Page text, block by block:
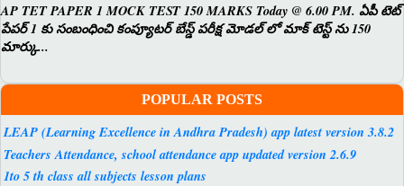
AP TET PAPER 1 MOCK TEST 150 MARKS Today @ 6.00 PM. ఏపీ టెట్
పేపర్ 1 కు సంబంధించి కంప్యూటర్ బేస్డ్ పరీక్ష మోడల్ లో మాక్ టెస్ట్ ను 150
మార్కు...
POPULAR POSTS
LEAP (Learning Excellence in Andhra Pradesh) app latest version 3.8.2
Teachers Attendance, school attendance app updated version 2.6.9
1to 5 th class all subjects lesson plans